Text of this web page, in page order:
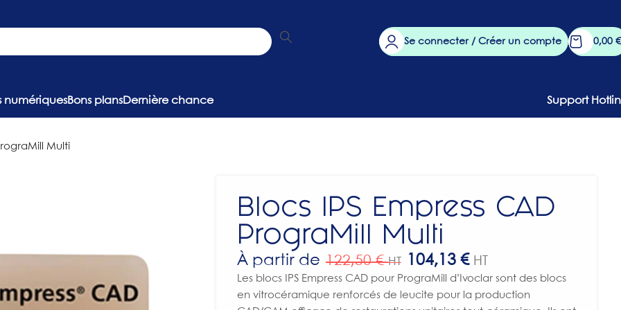
Se connecter / Créer un compte
0,00 €
numériquesBons plansDernière chance Support
Multi
Blocs IPS Empress CAD
PrograMill Multi
À partir de 122,50€ HT 104,13 € HT
Les blocs IPS Empress CAD pour PrograMill d’Ivoclar sont des blocs
en vitrocéramique renforcés de leucite pour la production